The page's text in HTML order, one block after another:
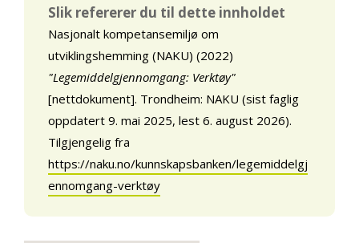
Slik refererer du til dette innholdet
Nasjonalt kompetansemiljø om
utviklingshemming (NAKU) (2022)
"Legemiddelgjennomgang: Verktøy"
[nettdokument]. Trondheim: NAKU (sist faglig
oppdatert 9. mai 2025, lest 6. august 2026).
Tilgjengelig fra
https://naku.no/kunnskapsbanken/legemiddelgj
ennomgang-verktøy